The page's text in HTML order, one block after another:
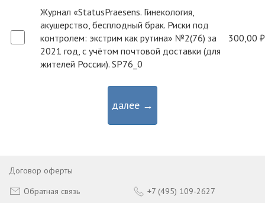
Журнал «StatusPraesens. Гинекология,
акушерство, бесплодный брак. Риски под
контролем: экстрим как рутина» №2(76) за
2021 год, с учётом почтовой доставки (для
жителей России). SP76_0
300,00 ₽
далее →
Договор оферты
Обратная связь
+7 (495) 109-2627